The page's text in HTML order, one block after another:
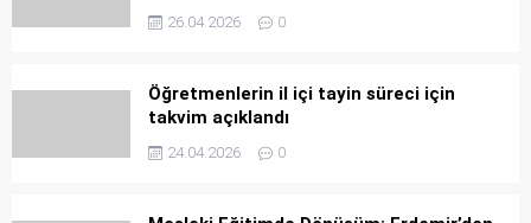
26.04.2026 0
Öğretmenlerin il içi tayin süreci için
takvim açıklandı
24.04.2026 0